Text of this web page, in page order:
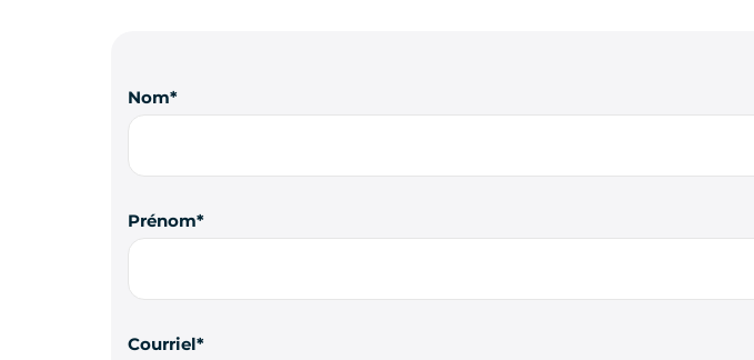
Nom
Prénom
Courriel